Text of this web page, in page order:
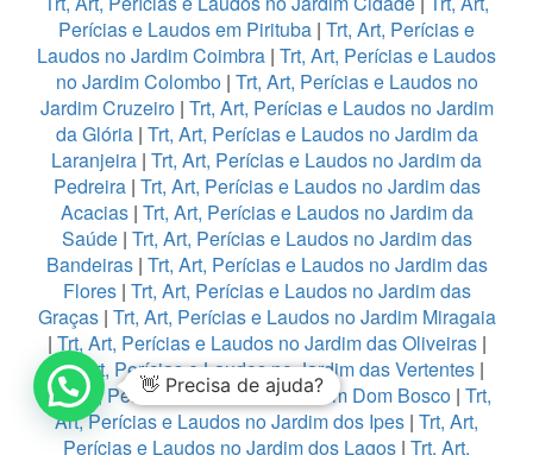
Perícias e Laudos em Pirituba | Trt, Art, Perícias e
Laudos no Jardim Coimbra | Trt, Art, Perícias e Laudos
no Jardim Colombo| Trt, Art, Perícias e Laudos no
Jardim Cruzeiro| Trt, Art, Perícias e Laudos no Jardim
da Glória| Trt, Art, Perícias e Laudos no Jardim da
Laranjeira | Trt, Art, Perícias e Laudos no Jardim da
Pedreira| Trt, Art, Perícias e Laudos no Jardim das
Acacias| Trt, Art, Perícias e Laudos no Jardim da
Saúde| Trt, Art, Perícias e Laudos no Jardim das
Bandeiras| Trt, Art, Perícias e Laudos no Jardim das
Flores| Trt, Art, Perícias e Laudos no Jardim das
Graças| Trt, Art, Perícias e Laudos no Jardim Miragaia
| Trt, Art, Perícias e Laudos no Jardim das Oliveiras|
Trt, Art, Perícias e Laudos no Jardim das Vertentes|
Trt, Art, Perícias e Laudos no Jardim Dom Bosco| Trt,
Art, Perícias e Laudos no Jardim dos Ipes | Trt, Art,
Perícias e Laudos no Jardim dos Lagos | Trt, Art,
👋 Precisa de ajuda?